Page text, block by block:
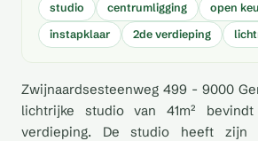
studio centrumligging
open
instapklaar
2de verdieping
Zwijnaardsesteenweg 499 - 9000
lichtrijke studio van 41m²
verdieping. De studio heeft zijn